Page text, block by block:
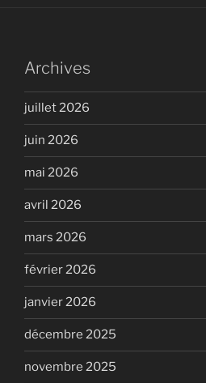
Archives
juillet 2026
juin 2026
mai 2026
avril 2026
mars 2026
février 2026
janvier 2026
décembre 2025
novembre 2025